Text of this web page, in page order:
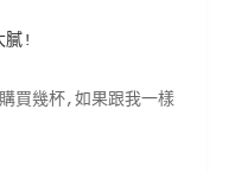
膩!
買幾杯,如果跟我一樣